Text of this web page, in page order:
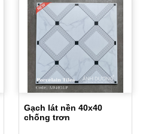
Gạch lát nền 40x40
chống trơn